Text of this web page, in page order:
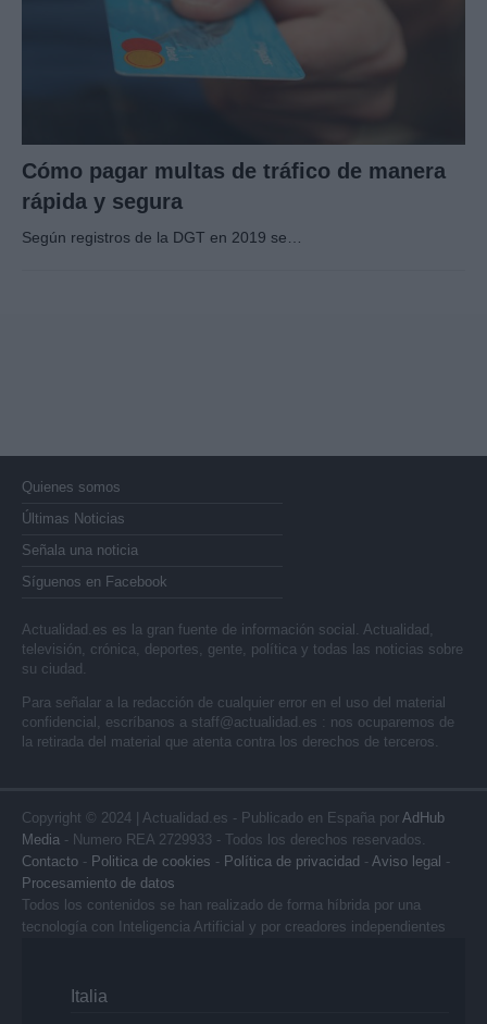
Cómo pagar multas de tráfico de manera
rápida y segura
Según registros de la DGT en 2019 se…
Quienes somos
Últimas Noticias
Señala una noticia
Síguenos en Facebook
Actualidad.es es la gran fuente de información social. Actualidad,
televisión, crónica, deportes, gente, política y todas las noticias sobre
su ciudad.
Para señalar a la redacción de cualquier error en el uso del material
confidencial, escríbanos a staff@actualidad.es : nos ocuparemos de
la retirada del material que atenta contra los derechos de terceros.
Copyright © 2024 | Actualidad.es - Publicado en España por AdHub
Media - Numero REA 2729933 - Todos los derechos reservados.
Contacto - Politica de cookies - Política de privacidad - Aviso legal -
Procesamiento de datos
Todos los contenidos se han realizado de forma híbrida por una
tecnología con Inteligencia Artificial y por creadores independientes
Italia